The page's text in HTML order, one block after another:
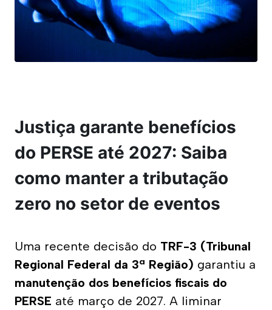
Justiça garante benefícios
do PERSE até 2027: Saiba
como manter a tributação
zero no setor de eventos
Uma recente decisão do TRF-3 (Tribunal
Regional Federal da 3ª Região)
manutenção dos benefícios fiscais do
PERSE até março de 2027. A liminar